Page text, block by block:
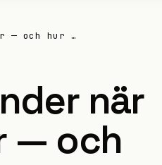
— och hur …
när
— och